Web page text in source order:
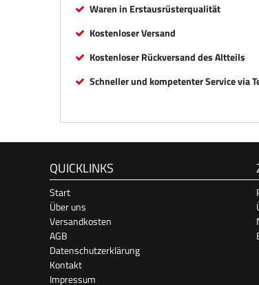
Waren in Erstausrüsterqualität
Kostenloser Versand
Kostenloser Rückversand des Altteils
Schneller und kompetenter Service via
QUICKLINKS
Start
Über uns
Versandkosten
AGB
Datenschutzerklärung
Kontakt
Impressum